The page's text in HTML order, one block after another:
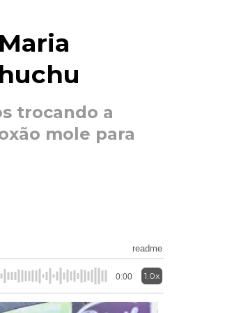
trocando a
mole para
readme
0:00 1.0x